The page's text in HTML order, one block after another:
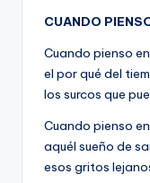
CUANDO
Cuando pienso
el por qué del
los surcos que
Cuando pienso
aquél sueño de
esos gritos